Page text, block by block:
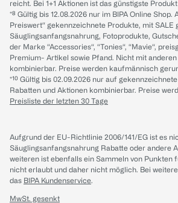
reicht. Bei 1+1 Aktionen ist das günstigste
*⁸ Gültig bis 12.08.2026 nur im BIPA Online Shop.
Preiswert“ gekennzeichnete Produkte, mit SALE
Säuglingsanfangsnahrung, Fotoprodukte,
der Marke “Accessories“, “Tonies“, “Mavie“,
Premium- Artikel sowie Pfand. Nicht mit
kombinierbar. Preise werden kaufmännisch
*¹⁰ Gültig bis 02.09.2026 nur auf
Rabatten und Aktionen kombinierbar. Preise
Preisliste der letzten 30 Tage
Aufgrund der EU-Richtlinie 2006/141/EG ist es
Säuglingsanfangsnahrung Rabatte oder andere
weiteren ist ebenfalls ein Sammeln von Punkten
nicht erlaubt und daher nicht möglich. Bei
das BIPA Kundenservice.
MwSt. gesenkt